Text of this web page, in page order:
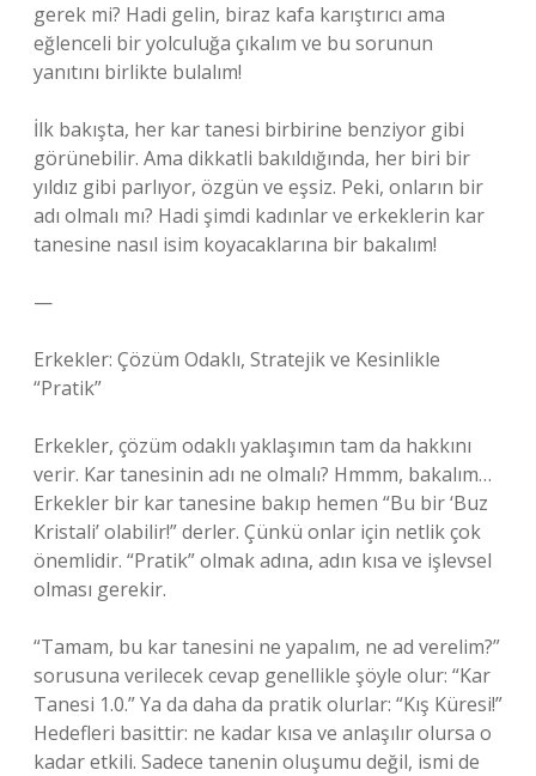
gerek mi? Hadi gelin, biraz kafa karıştırıcı ama
eğlenceli bir yolculuğa çıkalım ve bu sorunun
yanıtını birlikte bulalım!
İlk bakışta, her kar tanesi birbirine benziyor gibi
görünebilir. Ama dikkatli bakıldığında, her biri bir
yıldız gibi parlıyor, özgün ve eşsiz. Peki, onların bir
adı olmalı mı? Hadi şimdi kadınlar ve erkeklerin kar
tanesine nasıl isim koyacaklarına bir bakalım!
—
Erkekler: Çözüm Odaklı, Stratejik ve Kesinlikle
“Pratik”
Erkekler, çözüm odaklı yaklaşımın tam da hakkını
verir. Kar tanesinin adı ne olmalı? Hmmm, bakalım…
Erkekler bir kar tanesine bakıp hemen “Bu bir ‘Buz
Kristali’ olabilir!” derler. Çünkü onlar için netlik çok
önemlidir. “Pratik” olmak adına, adın kısa ve işlevsel
olması gerekir.
“Tamam, bu kar tanesini ne yapalım, ne ad verelim?”
sorusuna verilecek cevap genellikle şöyle olur: “Kar
Tanesi 1.0.” Ya da daha da pratik olurlar: “Kış Küresi!”
Hedefleri basittir: ne kadar kısa ve anlaşılır olursa o
kadar etkili. Sadece tanenin oluşumu değil, ismi de